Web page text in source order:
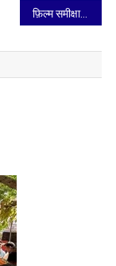
फ़िल्म समीक्षा: जोरदार कॉमेडी और सस्पेंस से भरपूर है ‘हाउसफुल 5’, दो क्लाईमैक्स देंगे दोगुना मजा